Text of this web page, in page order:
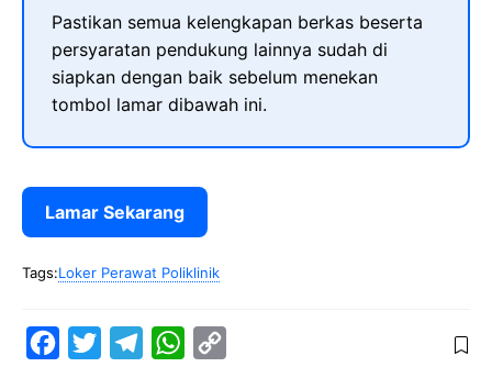
Pastikan semua kelengkapan berkas beserta
persyaratan pendukung lainnya sudah di
siapkan dengan baik sebelum menekan
tombol lamar dibawah ini.
Lamar Sekarang
Tags:Loker Perawat Poliklinik
W